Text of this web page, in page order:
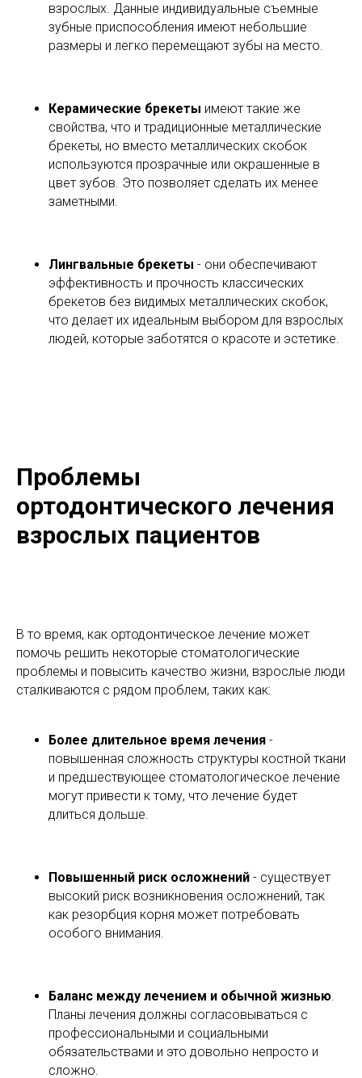
взрослых. Данные индивидуальные съемные
зубные приспособления имеют небольшие
размеры и легко перемещают зубы на место.
Керамические брекеты имеют такие же
свойства, что и традиционные металлические
брекеты, но вместо металлических скобок
используются прозрачные или окрашенные в
цвет зубов. Это позволяет сделать их менее
заметными.
Лингвальные брекеты - они обеспечивают
эффективность и прочность классических
брекетов без видимых металлических скобок,
что делает их идеальным выбором для взрослых
людей, которые заботятся о красоте и эстетике.
Проблемы
ортодонтического лечения
взрослых пациентов
В то время, как ортодонтическое лечение может
помочь решить некоторые стоматологические
проблемы и повысить качество жизни, взрослые люди
сталкиваются с рядом проблем, таких как:
Более длительное время лечения -
повышенная сложность структуры костной ткани
и предшествующее стоматологическое лечение
могут привести к тому, что лечение будет
длиться дольше.
Повышенный риск осложнений - существует
высокий риск возникновения осложнений, так
как резорбция корня может потребовать
особого внимания.
Баланс между лечением и обычной жизнью.
Планы лечения должны согласовываться с
профессиональными и социальными
обязательствами и это довольно непросто и
сложно.